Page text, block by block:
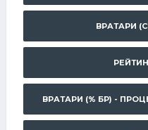
ВРАТАРИ
ВРАТАРИ (% БР) -